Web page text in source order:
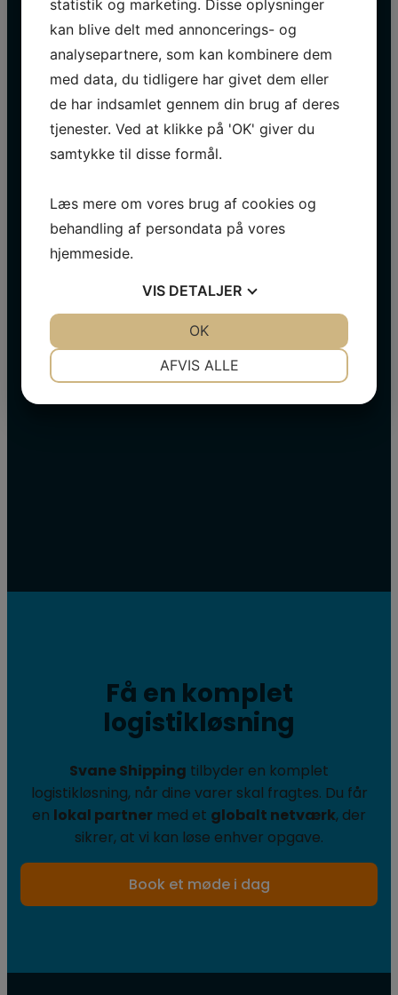
Få en komplet
logistikløsning​
Svane Shipping tilbyder en komplet
logistikløsning, når dine varer skal fragtes. Du får
en lokal partner med et globalt netværk, der
sikrer, at vi kan løse enhver opgave.
Book et møde i dag
statistik og marketing. Disse oplysninger
kan blive delt med annoncerings- og
analysepartnere, som kan kombinere dem
med data, du tidligere har givet dem eller
de har indsamlet gennem din brug af deres
tjenester. Ved at klikke på 'OK' giver du
samtykke til disse formål.
Læs mere om vores brug af cookies og
behandling af persondata på vores
hjemmeside.
VIS DETALJER
AFVIS ALLE
OK